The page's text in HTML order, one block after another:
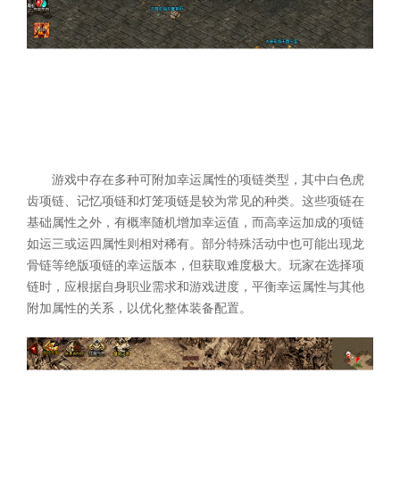
游戏中存在多种可附加幸运属性的项链类型，其中白色虎
齿项链、记忆项链和灯笼项链是较为常见的种类。这些项链在
基础属性之外，有概率随机增加幸运值，而高幸运加成的项链
如运三或运四属性则相对稀有。部分特殊活动中也可能出现龙
骨链等绝版项链的幸运版本，但获取难度极大。玩家在选择项
链时，应根据自身职业需求和游戏进度，平衡幸运属性与其他
附加属性的关系，以优化整体装备配置。